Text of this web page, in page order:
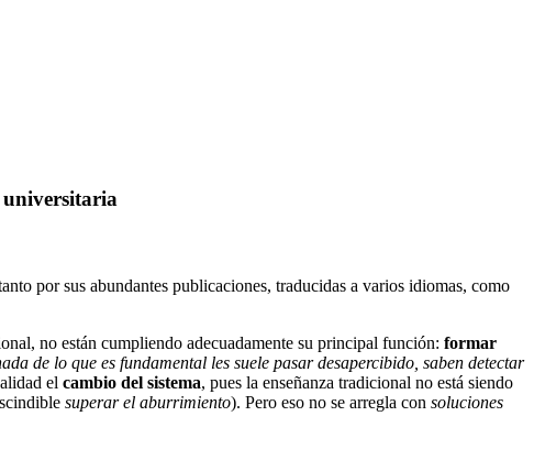
universitaria
por sus abundantes publicaciones, traducidas a varios idiomas, como
no están cumpliendo adecuadamente su principal función: formar
de lo que es fundamental les suele pasar desapercibido, saben detectar
el cambio del sistema, pues la enseñanza tradicional no está siendo
superar el aburrimiento). Pero eso no se arregla con soluciones